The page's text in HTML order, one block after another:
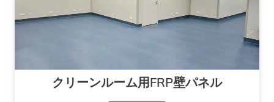
クリーンルーム用FRP壁パネル